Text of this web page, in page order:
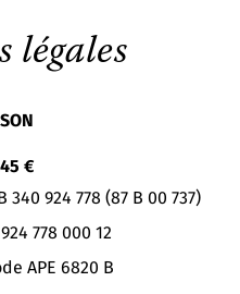
légales
€
340 924 778 (87 B 00 737)
924 778 000 12
APE 6820 B